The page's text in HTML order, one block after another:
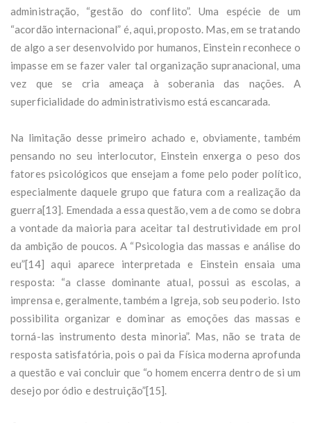
administração, “gestão do conflito”. Uma espécie de um
“acordão internacional” é, aqui, proposto. Mas, em se tratando
de algo a ser desenvolvido por humanos, Einstein reconhece o
impasse em se fazer valer tal organização supranacional, uma
vez que se cria ameaça à soberania das nações. A
superficialidade do administrativismo está escancarada.
Na limitação desse primeiro achado e, obviamente, também
pensando no seu interlocutor, Einstein enxerga o peso dos
fatores psicológicos que ensejam a fome pelo poder político,
especialmente daquele grupo que fatura com a realização da
guerra[13]. Emendada a essa questão, vem a de como se dobra
a vontade da maioria para aceitar tal destrutividade em prol
da ambição de poucos. A “Psicologia das massas e análise do
eu”[14] aqui aparece interpretada e Einstein ensaia uma
resposta: “a classe dominante atual, possui as escolas, a
imprensa e, geralmente, também a Igreja, sob seu poderio. Isto
possibilita organizar e dominar as emoções das massas e
torná-las instrumento desta minoria”. Mas, não se trata de
resposta satisfatória, pois o pai da Física moderna aprofunda
a questão e vai concluir que “o homem encerra dentro de si um
desejo por ódio e destruição”[15].